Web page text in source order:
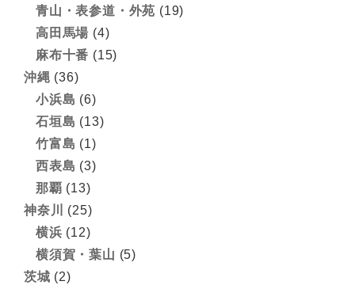
青山・表参道・外苑 (19)
高田馬場 (4)
麻布十番 (15)
沖縄 (36)
小浜島 (6)
石垣島 (13)
竹富島 (1)
西表島 (3)
那覇 (13)
神奈川
(25)
横浜 (12)
横須賀・葉山 (5)
茨城 (2)